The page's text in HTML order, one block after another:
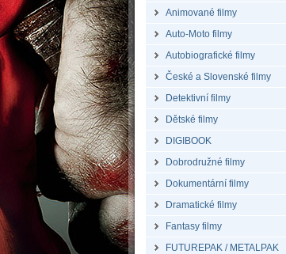
Animované filmy
Auto-Moto filmy
Autobiografické filmy
České a Slovenské filmy
Detektivní filmy
Dětské filmy
DIGIBOOK
Dobrodružné filmy
Dokumentární filmy
Dramatické filmy
Fantasy filmy
FUTUREPAK / METALPAK